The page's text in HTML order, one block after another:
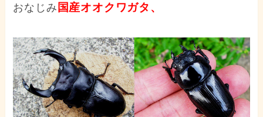
おなじみ 国産オオクワガタ、